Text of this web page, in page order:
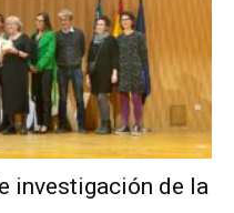
investigación de la